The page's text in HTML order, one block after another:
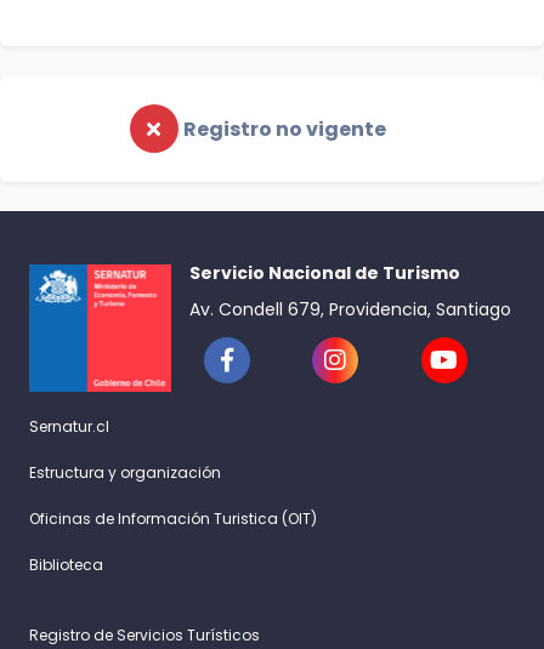
Registro no vigente
Servicio Nacional de Turismo
Av. Condell 679, Providencia, Santiago
Sernatur.cl
Estructura y organización
Oficinas de Información Turistica (OIT)
Biblioteca
Registro de Servicios Turísticos